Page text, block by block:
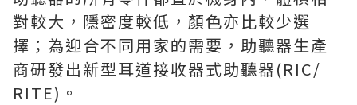
對較大，隱密度較低，顏色亦比較少選
擇；為迎合不同用家的需要，助聽器生產
商研發出新型耳道接收器式助聽器(RIC/
RITE)。